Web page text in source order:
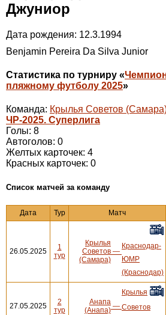
Джуниор
Дата рождения: 12.3.1994
Benjamin Pereira Da Silva Junior
Статистика по турниру «
пляжному футболу 2025»
Команда: Крылья Советов
ЧР-2025. Суперлига
Голы: 8
Автоголов: 0
Желтых карточек: 4
Красных карточек: 0
Cписок матчей за команду
Дата Тур Матч
26.05.2025
1
тур
Крылья
Советов
(Самара)
—
Краснодар-
ЮМР
(Краснодар)
27.05.2025
2
тур
Анапа
(Анапа) —
Крылья
Советов